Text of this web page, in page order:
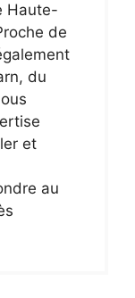
Haute-
de
du
et
au